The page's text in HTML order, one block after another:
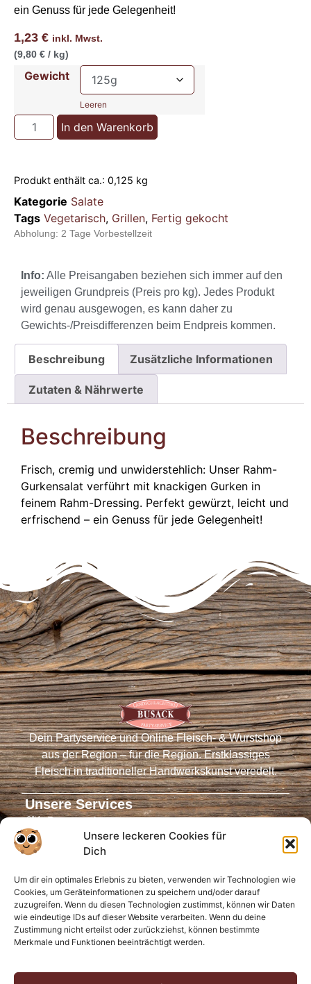
Unsere leckeren Cookies für
Dich
Um dir ein optimales Erlebnis zu bieten, verwenden wir Technologien wie
Cookies, um Geräteinformationen zu speichern und/oder darauf
zuzugreifen. Wenn du diesen Technologien zustimmst, können wir Daten
wie eindeutige IDs auf dieser Website verarbeiten. Wenn du deine
Zustimmung nicht erteilst oder zurückziehst, können bestimmte
Merkmale und Funktionen beeinträchtigt werden.
ein Genuss für jede Gelegenheit!
1,23 € inkl. Mwst.
(9,80 € / kg)
Gewicht
Leeren
In den Warenkorb
Produkt enthält ca.: 0,125 kg
Kategorie Salate
Tags Vegetarisch, Grillen, Fertig gekocht
Abholung: 2 Tage Vorbestellzeit
Info: Alle Preisangaben beziehen sich immer auf den
jeweiligen Grundpreis (Preis pro kg). Jedes Produkt
wird genau ausgewogen, es kann daher zu
Gewichts-/Preisdifferenzen beim Endpreis kommen.
Beschreibung Zusätzliche Informationen
Zutaten & Nährwerte
Beschreibung
Frisch, cremig und unwiderstehlich: Unser Rahm-
Gurkensalat verführt mit knackigen Gurken in
feinem Rahm-Dressing. Perfekt gewürzt, leicht und
erfrischend – ein Genuss für jede Gelegenheit!
Dein Partyservice und Online Fleisch- & Wurstshop
aus der Region – für die Region. Erstklassiges
Fleisch in traditioneller Handwerkskunst veredelt.
Unsere Services
Partyservice
Fleischautomaten
Virtueller Tresen
Öffnungszeiten
Infos für Dich
Anfahrt